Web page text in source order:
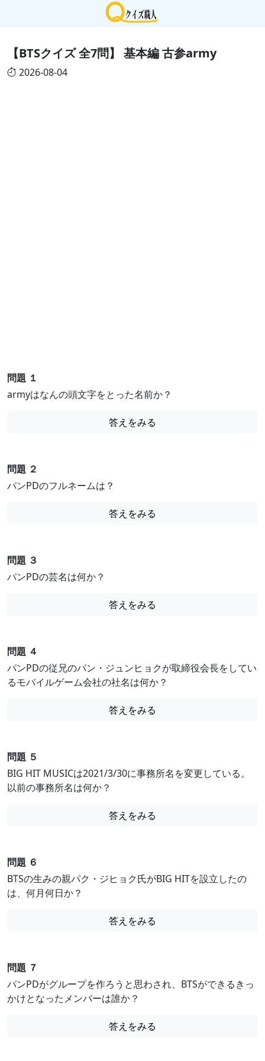
【BTSクイズ 全7問】 基本編 古参army
2026-08-04
問題 １
armyはなんの頭文字をとった名前か？
答えをみる
問題 ２
パンPDのフルネームは？
答えをみる
問題 ３
パンPDの芸名は何か？
答えをみる
問題 ４
パンPDの従兄のパン・ジュンヒョクが取締役会長をしてい
るモバイルゲーム会社の社名は何か？
答えをみる
問題 ５
BIG HIT MUSICは2021/3/30に事務所名を変更している。
以前の事務所名は何か？
答えをみる
問題 ６
BTSの生みの親パク・ジヒョク氏がBIG HITを設立したの
は、何月何日か？
答えをみる
問題 ７
パンPDがグループを作ろうと思わされ、BTSができるきっ
かけとなったメンバーは誰か？
答えをみる